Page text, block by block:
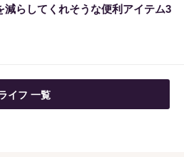
減らしてくれそうな便利アイテム3
イフ 一覧